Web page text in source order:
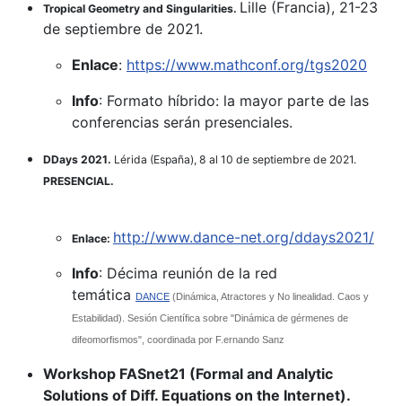
Tropical Geometry and Singularities. Lille (Francia), 21-23
de septiembre de 2021.
Enlace: https://www.mathconf.org/tgs2020
Info: Formato híbrido: la mayor parte de las
conferencias serán presenciales.
DDays 2021. Lérida (España), 8 al 10 de septiembre de 2021.
PRESENCIAL.
Enlace: http://www.dance-net.org/ddays2021/
Info: Décima reunión de la red
temática
DANCE (Dinámica, Atractores y No linealidad. Caos y
Estabilidad). Sesión Científica sobre "Dinámica de gérmenes de
difeomorfismos", coordinada por F.ernando Sanz
Workshop FASnet21 (Formal and Analytic
Solutions of Diff. Equations on the Internet).